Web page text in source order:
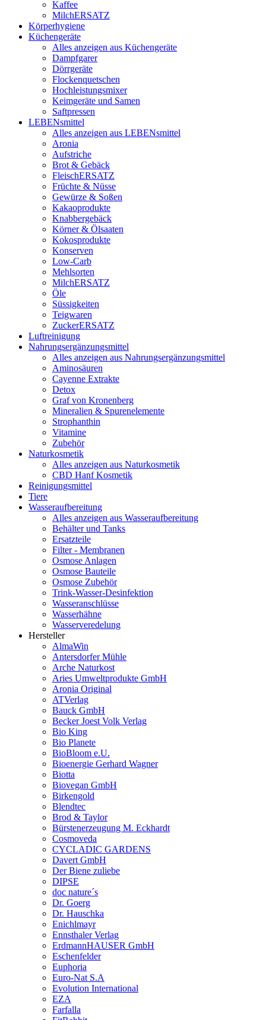
Kaffee
MilchERSATZ
Körperhygiene
Küchengeräte
Alles anzeigen aus Küchengeräte
Dampfgarer
Dörrgeräte
Flockenquetschen
Hochleistungsmixer
Keimgeräte und Samen
Saftpressen
LEBENsmittel
Alles anzeigen aus LEBENsmittel
Aronia
Aufstriche
Brot & Gebäck
FleischERSATZ
Früchte & Nüsse
Gewürze & Soßen
Kakaoprodukte
Knabbergebäck
Körner & Ölsaaten
Kokosprodukte
Konserven
Low-Carb
Mehlsorten
MilchERSATZ
Öle
Süssigkeiten
Teigwaren
ZuckerERSATZ
Luftreinigung
Nahrungsergänzungsmittel
Alles anzeigen aus Nahrungsergänzungsmittel
Aminosäuren
Cayenne Extrakte
Detox
Graf von Kronenberg
Mineralien & Spurenelemente
Strophanthin
Vitamine
Zubehör
Naturkosmetik
Alles anzeigen aus Naturkosmetik
CBD Hanf Kosmetik
Reinigungsmittel
Tiere
Wasseraufbereitung
Alles anzeigen aus Wasseraufbereitung
Behälter und Tanks
Ersatzteile
Filter - Membranen
Osmose Anlagen
Osmose Bauteile
Osmose Zubehör
Trink-Wasser-Desinfektion
Wasseranschlüsse
Wasserhähne
Wasserveredelung
Hersteller
AlmaWin
Antersdorfer Mühle
Arche Naturkost
Aries Umweltprodukte GmbH
Aronia Original
ATVerlag
Bauck GmbH
Becker Joest Volk Verlag
Bio King
Bio Planete
BioBloom e.U.
Bioenergie Gerhard Wagner
Biotta
Biovegan GmbH
Birkengold
Blendtec
Brod & Taylor
Bürstenerzeugung M. Eckhardt
Cosmoveda
CYCLADIC GARDENS
Davert GmbH
Der Biene zuliebe
DIPSE
doc nature´s
Dr. Goerg
Dr. Hauschka
Enichlmayr
Ennsthaler Verlag
ErdmannHAUSER GmbH
Eschenfelder
Euphoria
Euro-Nat S.A
Evolution International
EZA
Farfalla